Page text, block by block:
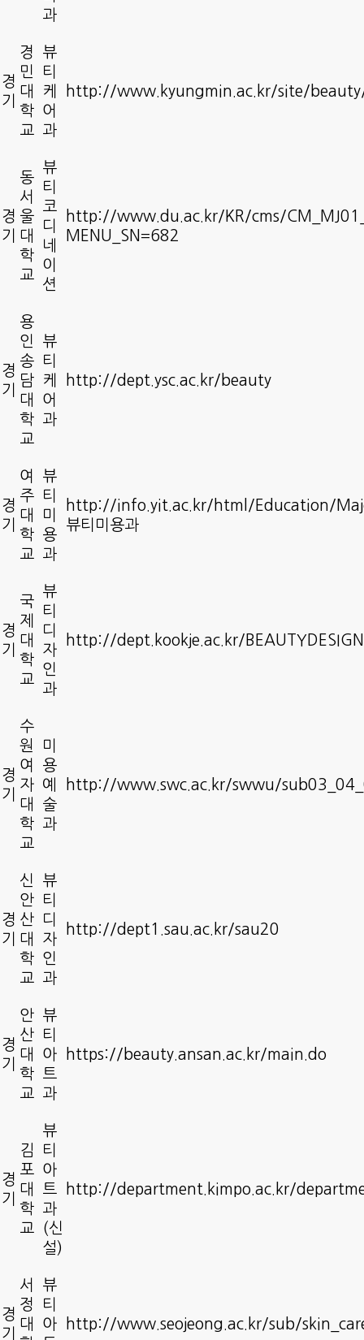
과
경
기
경
민
대
학
교
뷰
티
케
어
과
http://www.kyungmin.ac.kr/site/
경
기
동
서
울
대
학
교
뷰
티
코
디
네
이
션
http://www.du.ac.kr/KR/cms/
MENU_SN=682
경
기
용
인
송
담
대
학
교
뷰
티
케
어
과
http://dept.ysc.ac.kr/beauty
경
기
여
주
대
학
교
뷰
티
미
용
과
http://info.yit.ac.kr/html/Education/
뷰티미용과
경
기
국
제
대
학
교
뷰
티
디
자
인
과
http://dept.kookje.ac.kr/BEAUTYDESIGN
경
기
수
원
여
자
대
학
교
미
용
예
술
과
http://www.swc.ac.kr/swwu/
경
기
신
안
산
대
학
교
뷰
티
디
자
인
과
http://dept1.sau.ac.kr/sau20
경
기
안
산
대
학
교
뷰
티
아
트
과
https://beauty.ansan.ac.kr/main.do
경
기
김
포
대
학
교
뷰
티
아
트
과
(신
설)
http://department.kimpo.ac.kr/
경
기
서
정
대
뷰
티
아
http://www.seojeong.ac.kr/sub/